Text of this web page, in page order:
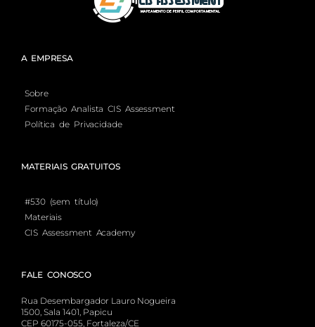
A EMPRESA
Sobre
Formação Analista CIS Assessment
Política de Privacidade
MATERIAIS GRATUITOS
#530 (sem título)
Materiais
CIS Assessment Academy
FALE CONOSCO
Rua Desembargador Lauro Nogueira
1500, Sala 1401, Papicu
CEP 60175-055, Fortaleza/CE